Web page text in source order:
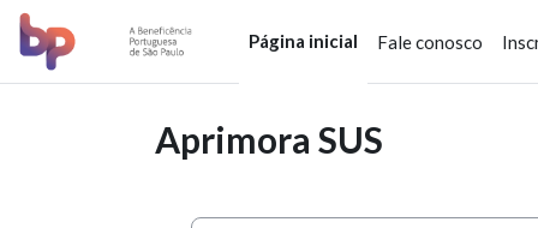
Ir para o conteúdo principal
Página inicial Fale conosco
Aprimora SUS